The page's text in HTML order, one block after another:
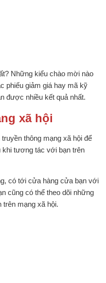
Những kiểu chào mời nào
phiếu giảm giá hay mã kỹ
được nhiều kết quả nhất.
xã hội
thông mạng xã hội để
khi tương tác với bạn trên
có tới cửa hàng cửa bạn với
cũng có thể theo dõi những
trên mạng xã hội.